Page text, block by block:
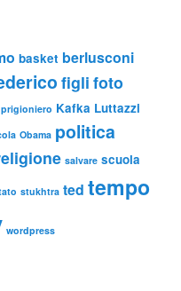
basket berlusconi
figli foto
Kafka Luttazzi
Obama politica
salvare scuola
stukhtra ted tempo
wordpress